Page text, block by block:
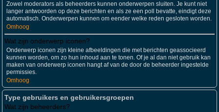
Zowel moderators als beheerders kunnen onderwerpen sluiten. Je kunt niet
langer antwoorden op deze berichten en als ze een poll bevatte, eindigt deze
automatisch. Onderwerpen kunnen om eender welke reden gesloten worden.
Omhoog
Wat zijn onderwerp iconen?
Onderwerp iconen zijn kleine afbeeldingen die met berichten geassocieerd
kunnen worden, om zo hun inhoud aan te tonen. Of je al dan niet gebruik kan
maken van onderwerp iconen hangt af van de door de beheerder ingestelde
permissies.
Omhoog
Type gebruikers en gebruikersgroepen
Wat zijn beheerders?